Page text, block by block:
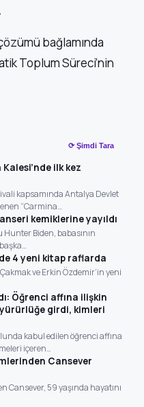
bağlamında
Toplum Süreci’nin
⟳ Şimdi Tara
ilk kez
kapsamında Antalya Devlet
“Carmina…
kemiklerine yayıldı
Hunter Biden, babasının
4 yeni kitap raflarda
ve Erkin Özdemir’in yeni
Öğrenci affına ilişkin
girdi, kimleri
kabul edilen öğrenci affına
içeren…
Cansever
59 yaşında hayatını